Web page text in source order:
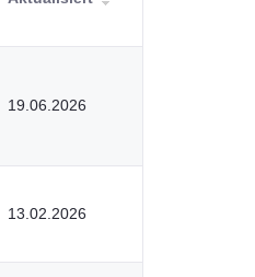
19.06.2026
13.02.2026